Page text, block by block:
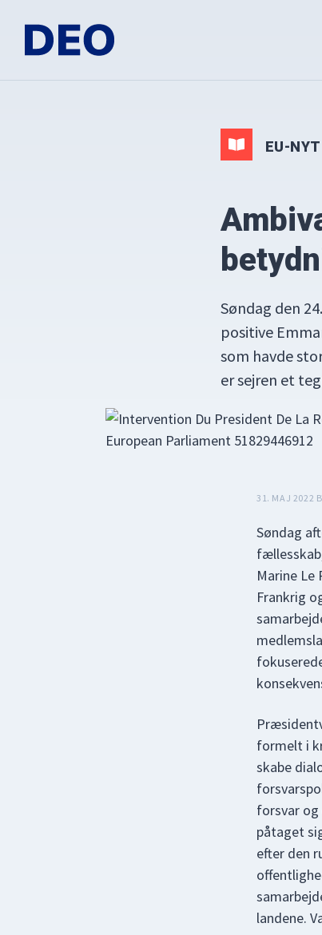
direkte
primær
indhold
direkte
footer
EU-NYT
Søndag den
positive
som havde
er sejren et
31. MAJ 2022
Søndag
Marine
Frankrig
formelt i
skabe
forsvar
påtaget
efter den
landene.